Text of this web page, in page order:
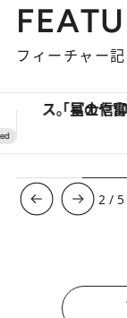
フィーチャー
【夏限定ディナーコース】旬を迎え
3 / 5